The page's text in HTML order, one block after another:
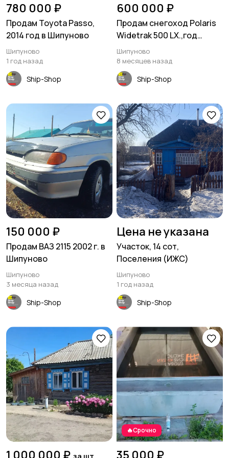
780 000 ₽
Продам Toyota Passo,
2014 год в Шипуново
Шипуново
1 год назад
Ship-Shop
600 000 ₽
Продам снегоход Polaris
Widetrak 500 LX.,год
выпуска 2006. в Шипуново
Шипуново
8 месяцев назад
Ship-Shop
150 000 ₽
Продам ВАЗ 2115 2002 г. в
Шипуново
Шипуново
3 месяца назад
Ship-Shop
Цена не указана
Участок, 14 сот,
Поселения (ИЖС)
Шипуново
1 год назад
Ship-Shop
1 000 000 ₽
🔥Срочно
35 000 ₽